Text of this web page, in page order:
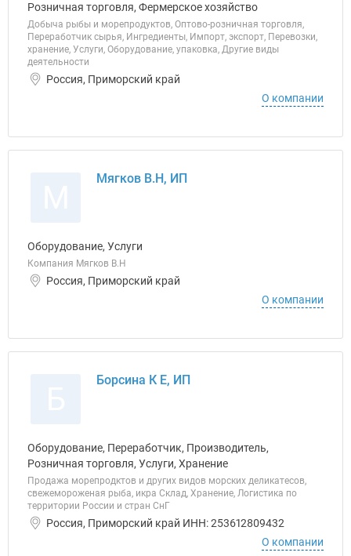
Розничная торговля, Фермерское хозяйство
Добыча рыбы и морепродуктов, Оптово-розничная торговля,
Переработчик сырья, Ингредиенты, Импорт, экспорт, Перевозки,
хранение, Услуги, Оборудование, упаковка, Другие виды
деятельности
Россия, Приморский край
О компании
Мягков В.Н, ИП
Оборудование, Услуги
Компания Мягков В.Н
Россия, Приморский край
О компании
Борсина К Е, ИП
Оборудование, Переработчик, Производитель,
Розничная торговля, Услуги, Хранение
Продажа морепродктов и других видов морских деликатесов,
свежемороженая рыба, икра Склад, Хранение, Логистика по
территории России и стран СнГ
Россия, Приморский край ИНН: 253612809432
О компании